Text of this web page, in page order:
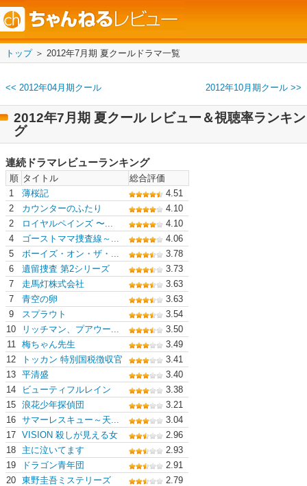
トップ＞ 2012年7月期 夏クールドラマ一覧
<< 2012年04月期クール 2012年10月期クール >>
2012年7月期 夏クール レビュー＆視聴率ランキン
グ
連続ドラマレビューランキング
順 タイトル
総合評価
1
薄桜記
4.51
2
カウンターのふたり
4.10
2
ロイヤルペインズ 〜...
4.10
4
ゴーストママ捜査線～...
4.06
5
ボーイズ・オン・ザ・...
3.78
6
遺留捜査 第2シリーズ
3.73
7
走馬灯株式会社
3.63
7
青空の卵
3.63
9
スプラウト
3.54
10
リッチマン、プアウー...
3.50
11
梅ちゃん先生
3.49
12
トッカン 特別国税徴収官
3.41
13 平清盛
3.40
14
ビューティフルレイン
3.38
15 浪花少年探偵団
3.21
16 サマーレスキュー～天...
3.04
17 VISION 殺しが見える女
2.96
18
主に泣いてます
2.93
19
ドラゴン青年団
2.91
20 東野圭吾ミステリーズ
2.79